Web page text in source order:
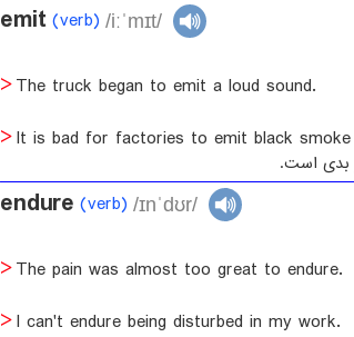
emit (verb) /iːˈmɪt/
The truck began to emit a loud sound.
It is bad for factories to emit black
بدی است.
endure (verb) /ɪnˈdʊr/
The pain was almost too great to endure.
I can't endure being disturbed in my work.